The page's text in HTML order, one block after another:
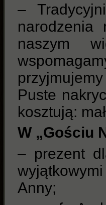
–
narodzenia
naszym
Puste
kosztują:
W „Gościu
– prezent
Anny;